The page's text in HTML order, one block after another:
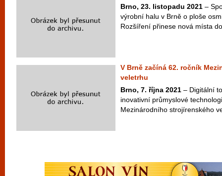
Brno, 23. listopadu 2021 –
výrobní halu v Brně o ploše
Rozšíření přinese nová místa
V Brně začíná 62. ročník
veletrhu
Brno, 7. října 2021 – Digitální
inovativní průmyslové
Mezinárodního strojírenského